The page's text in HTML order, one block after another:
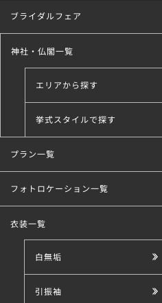
ブライダルフェア
神社・仏閣一覧
エリアから探す
挙式スタイルで探す
こだわり条件で探す
プラン一覧
フォトロケーション一覧
衣装一覧
白無垢
引振袖